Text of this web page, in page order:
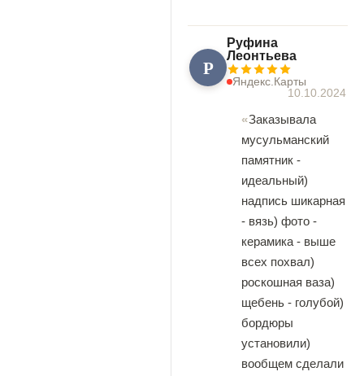
Р
Руфина
Леонтьева
Яндекс.Карты
10.10.2024
Заказывала
мусульманский
памятник -
идеальный)
надпись шикарная
- вязь) фото -
керамика - выше
всех похвал)
роскошная ваза)
щебень - голубой)
бордюры
установили)
вообщем сделали